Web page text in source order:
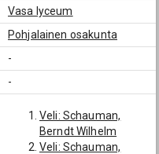
Vasa lyceum
Pohjalainen osakunta
-
-
Veli: Schauman,
Berndt Wilhelm
Veli: Schauman,